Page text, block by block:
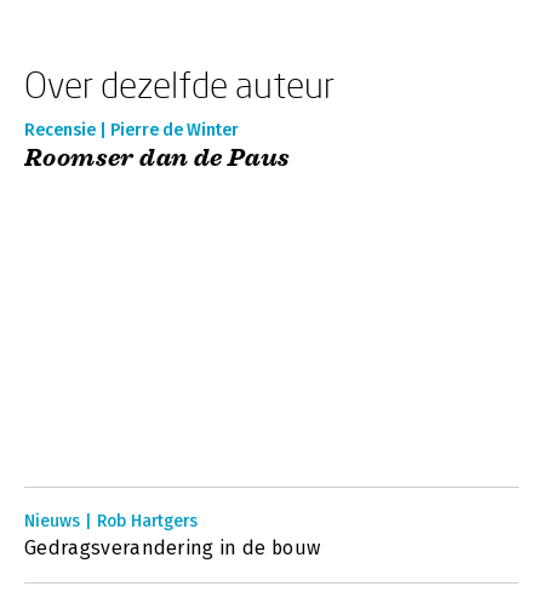
Over dezelfde auteur
Recensie | Pierre de Winter
Roomser dan de Paus
Nieuws | Rob Hartgers
Gedragsverandering in de bouw